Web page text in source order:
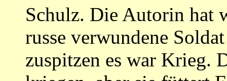
Schulz. Die Autorin hat
russe verwundene
zuspitzen es war Krieg.